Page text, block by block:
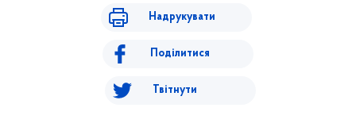
Надрукувати
Поділитися
Твітнути